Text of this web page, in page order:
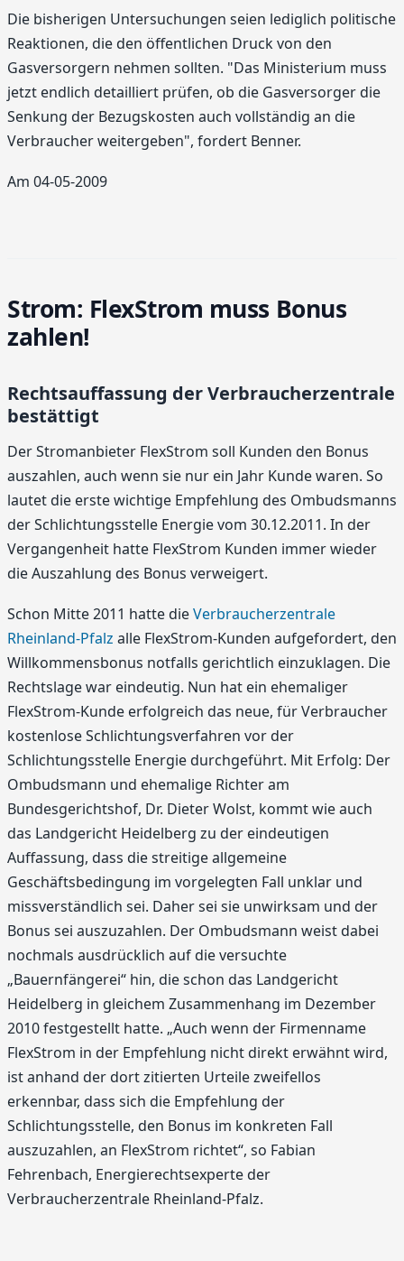
Die bisherigen Untersuchungen seien lediglich politische
Reaktionen, die den öffentlichen Druck von den
Gasversorgern nehmen sollten. "Das Ministerium muss
jetzt endlich detailliert prüfen, ob die Gasversorger die
Senkung der Bezugskosten auch vollständig an die
Verbraucher weitergeben", fordert Benner.
Am 04-05-2009
Strom: FlexStrom muss Bonus
zahlen!
Rechtsauffassung der Verbraucherzentrale
bestättigt
Der Stromanbieter FlexStrom soll Kunden den Bonus
auszahlen, auch wenn sie nur ein Jahr Kunde waren. So
lautet die erste wichtige Empfehlung des Ombudsmanns
der Schlichtungsstelle Energie vom 30.12.2011. In der
Vergangenheit hatte FlexStrom Kunden immer wieder
die Auszahlung des Bonus verweigert.
Schon Mitte 2011 hatte dieVerbraucherzentrale
Rheinland-Pfalz alle FlexStrom-Kunden aufgefordert, den
Willkommensbonus notfalls gerichtlich einzuklagen. Die
Rechtslage war eindeutig. Nun hat ein ehemaliger
FlexStrom-Kunde erfolgreich das neue, für Verbraucher
kostenlose Schlichtungsverfahren vor der
Schlichtungsstelle Energie durchgeführt. Mit Erfolg: Der
Ombudsmann und ehemalige Richter am
Bundesgerichtshof, Dr. Dieter Wolst, kommt wie auch
das Landgericht Heidelberg zu der eindeutigen
Auffassung, dass die streitige allgemeine
Geschäftsbedingung im vorgelegten Fall unklar und
missverständlich sei. Daher sei sie unwirksam und der
Bonus sei auszuzahlen. Der Ombudsmann weist dabei
nochmals ausdrücklich auf die versuchte
„Bauernfängerei“ hin, die schon das Landgericht
Heidelberg in gleichem Zusammenhang im Dezember
2010 festgestellt hatte. „Auch wenn der Firmenname
FlexStrom in der Empfehlung nicht direkt erwähnt wird,
ist anhand der dort zitierten Urteile zweifellos
erkennbar, dass sich die Empfehlung der
Schlichtungsstelle, den Bonus im konkreten Fall
auszuzahlen, an FlexStrom richtet“, so Fabian
Fehrenbach, Energierechtsexperte der
Verbraucherzentrale Rheinland-Pfalz.